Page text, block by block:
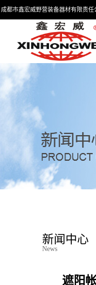
成都市鑫宏威野营装备器材有限责任
新闻中心
News
遮阳